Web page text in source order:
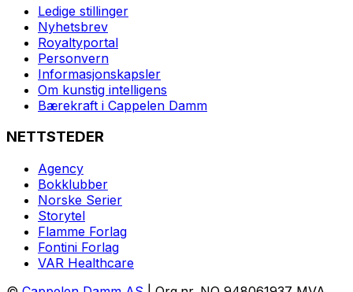
Ledige stillinger
Nyhetsbrev
Royaltyportal
Personvern
Informasjonskapsler
Om kunstig intelligens
Bærekraft i Cappelen Damm
NETTSTEDER
Agency
Bokklubber
Norske Serier
Storytel
Flamme Forlag
Fontini Forlag
VAR Healthcare